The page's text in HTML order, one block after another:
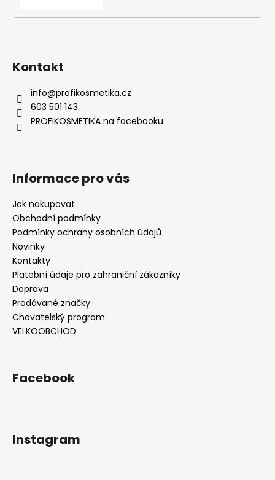
Kontakt
info@profikosmetika.cz
603 501 143
PROFIKOSMETIKA na facebooku
Informace pro vás
Jak nakupovat
Obchodní podmínky
Podmínky ochrany osobních údajů
Novinky
Kontakty
Platební údaje pro zahraniční zákazníky
Doprava
Prodávané značky
Chovatelský program
VELKOOBCHOD
Facebook
Instagram